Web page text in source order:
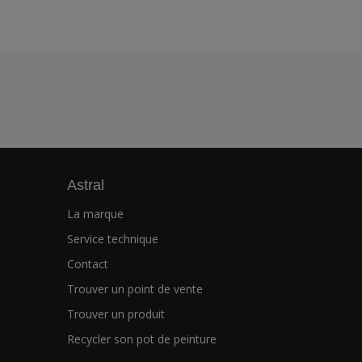
Astral
La marque
Service technique
Contact
Trouver un point de vente
Trouver un produit
Recycler son pot de peinture